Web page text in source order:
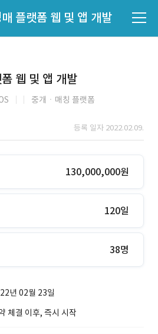
플랫폼 웹 및 앱 개발
웹 및 앱 개발
중개ㆍ매칭 플랫폼
등록 일자 2022.02.09.
130,000,000원
120일
38명
년 02월 23일
체결 이후, 즉시 시작